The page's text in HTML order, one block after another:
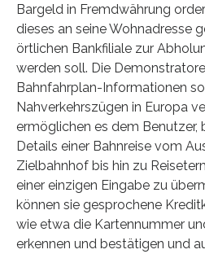
Bargeld in Fremdwährung
dieses an seine Wohnadresse
örtlichen Bankfiliale zur
werden soll. Die
Bahnfahrplan-Informationen
Nahverkehrszügen in Europa
ermöglichen es dem
Details einer Bahnreise vom
Zielbahnhof bis hin zu
einer einzigen Eingabe zu
können sie gesprochene
wie etwa die Kartennummer
erkennen und bestätigen und